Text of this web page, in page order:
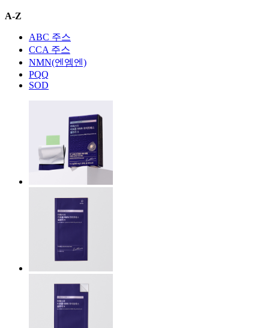
A-Z
ABC 주스
CCA 주스
NMN(엔엠엔)
PQQ
SOD